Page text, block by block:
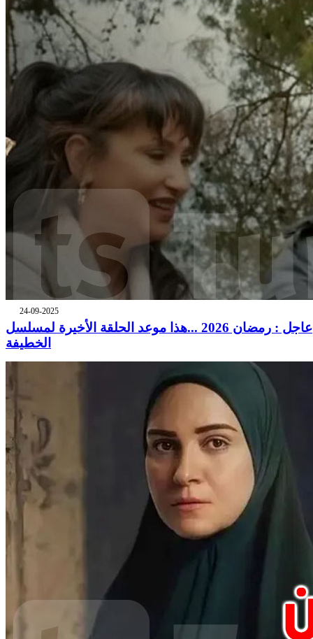
24-09-2025
عاجل : رمضان 2026 ...هذا موعد الحلقة الأخيرة لمسلسل
الخطيفة